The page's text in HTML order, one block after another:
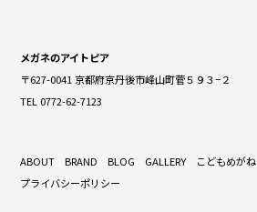
メガネのアイトピア
〒627-0041 京都府京丹後市峰山町菅５９３−２
TEL 0772-62-7123
ABOUT BRAND BLOG GALLERY こどもめがね
プライバシーポリシー